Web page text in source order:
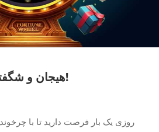
هیجان و شگفتی در انتظار شماست!
روزی یک بار فرصت دارید تا با